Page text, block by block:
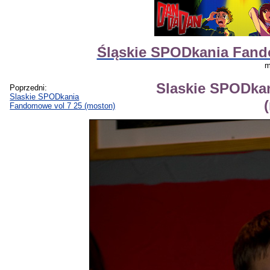
Śląskie SPODkania
Poprzedni:
Slaskie SPODkania
Fandomowe vol 7 25 (moston)
Slaskie